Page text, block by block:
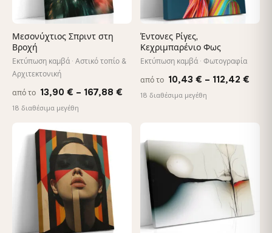
Μεσονύχτιος Σπριντ στη
Βροχή
Εκτύπωση καμβά · Αστικό τοπίο &
Αρχιτεκτονική
από το 13,90 € – 167,88 € Price
through
167,88 €
18 διαθέσιμα μεγέθη
Έντονες Ρίγες,
Κεχριμπαρένιο Φως
Εκτύπωση καμβά · Φωτογραφία
από το 10,43 € – 112,42 €
18 διαθέσιμα μεγέθη
♡ ♡